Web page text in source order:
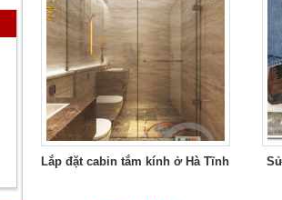
Lắp đặt cabin tắm kính ở Hà Tĩnh